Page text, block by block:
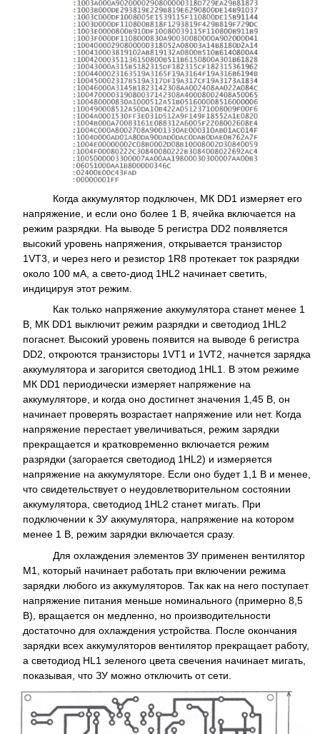
Когда аккумулятор подключен, МК DD1 измеряет его
напряжение, и если оно более 1 В, ячейка включается на
режим разрядки. На выводе 5 регистра DD2 появляется
высокий уровень напряжения, открывается транзистор
1VT3, и через него и резистор 1R8 протекает ток разрядки
около 100 мА, а свето-диод 1HL2 начинает светить,
индицируя этот режим.
Как только напряжение аккумулятора станет менее 1
В, МК DD1 выключит режим разрядки и светодиод 1HL2
погаснет. Высокий уровень появится на выводе 6 регистра
DD2, откроются транзисторы 1VT1 и 1VT2, начнется зарядка
аккумулятора и загорится светодиод 1HL1. В этом режиме
МК DD1 периодически измеряет напряжение на
аккумуляторе, и когда оно достигнет значения 1,45 В, он
начинает проверять возрастает напряжение или нет. Когда
напряжение перестает увеличиваться, режим зарядки
прекращается и кратковременно включается режим
разрядки (загорается светодиод 1HL2) и измеряется
напряжение на аккумуляторе. Если оно будет 1,1 В и менее,
что свидетельствует о неудовлетворительном состоянии
аккумулятора, светодиод 1HL2 станет мигать. При
подключении к ЗУ аккумулятора, напряжение на котором
менее 1 В, режим зарядки включается сразу.
Для охлаждения элементов ЗУ применен вентилятор
М1, который начинает работать при включении режима
зарядки любого из аккумуляторов. Так как на него поступает
напряжение питания меньше номинального (примерно 8,5
В), вращается он медленно, но производительности
достаточно для охлаждения устройства. После окончания
зарядки всех аккумуляторов вентилятор прекращает работу,
а светодиод HL1 зеленого цвета свечения начинает мигать,
показывая, что ЗУ можно отключить от сети.